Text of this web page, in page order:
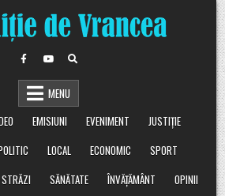
MENU
EMISIUNI EVENIMENT
JUSTIȚIE
LOCAL ECONOMIC
SPORT
STRĂZI SĂNĂTATE ÎNVĂȚĂMÂNT
OPINII